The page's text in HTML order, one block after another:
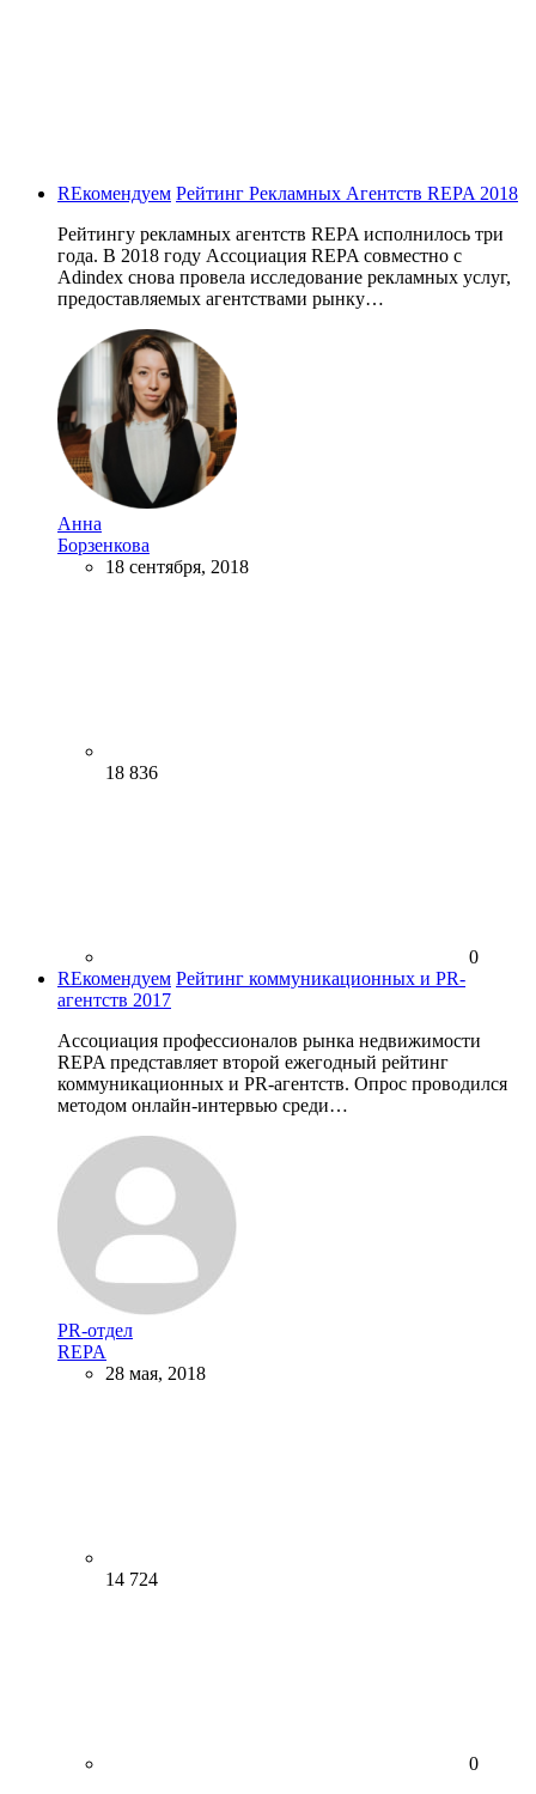
REкомендуем Рейтинг Рекламных Агентств REPA 2018
Рейтингу рекламных агентств REPA исполнилось три
года. В 2018 году Ассоциация REPA совместно с
Adindex снова провела исследование рекламных услуг,
предоставляемых агентствами рынку…
Анна
Борзенкова
18 сентября, 2018
18 836
0
REкомендуем Рейтинг коммуникационных и PR-
агентств 2017
Ассоциация профессионалов рынка недвижимости
REPA представляет второй ежегодный рейтинг
коммуникационных и PR-агентств. Опрос проводился
методом онлайн-интервью среди…
PR-отдел
REPA
28 мая, 2018
14 724
0